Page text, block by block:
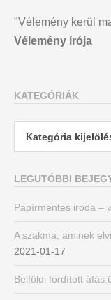
"Vélemény kerül
Vélemény írója
KATEGÓRIÁK
Kategóriák
LEGUTÓBBI
Papírmentes iroda –
A szakma, aminek
2021-01-17
Belföldi fordított áfás